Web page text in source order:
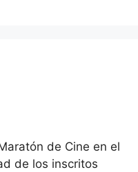
de Cine en el
de los inscritos